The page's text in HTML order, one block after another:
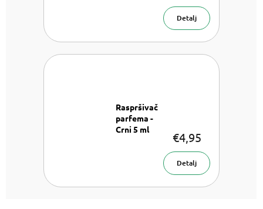
Detalj
Raspršivač
parfema -
Crni 5 ml
€4,95
Detalj